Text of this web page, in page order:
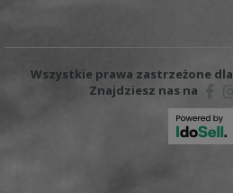
Wszystkie prawa zastrzeżone dla
Znajdziesz nas na